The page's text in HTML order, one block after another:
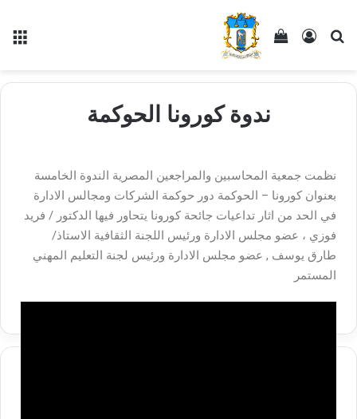
ندوة كورونا الحوكمة
نظمت جمعية المحاسبين والمراجعين المصرية الندوة الخامسة
بعنوان كورونا – الحوكمة دور حوكمة الشركات ومجالس الادارة
في الحد من اثار تداعيات جائحة كورونا يتحاور فيها الدكتور / فريد
فوزي ، عضو مجلس الادارة ورئيس اللجنة الثقافية الاستاذ/
طارق يوسف , عضو مجلس الادارة ورئيس لجنة التعليم المهني
المستمر